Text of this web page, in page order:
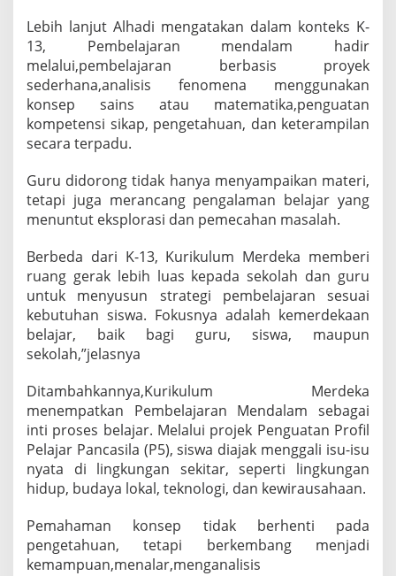
r
L
i
h
l
m
,
k
n
S
e
a
r
H
a
a
Lebih lanjut Alhadi mengatakan dalam konteks K-
13, Pembelajaran mendalam hadir
melalui,pembelajaran berbasis proyek
sederhana,analisis fenomena menggunakan
konsep sains atau matematika,penguatan
kompetensi sikap, pengetahuan, dan keterampilan
secara terpadu.
Guru didorong tidak hanya menyampaikan materi,
tetapi juga merancang pengalaman belajar yang
menuntut eksplorasi dan pemecahan masalah.
Berbeda dari K-13, Kurikulum Merdeka memberi
ruang gerak lebih luas kepada sekolah dan guru
untuk menyusun strategi pembelajaran sesuai
kebutuhan siswa. Fokusnya adalah kemerdekaan
belajar, baik bagi guru, siswa, maupun
sekolah,”jelasnya
Ditambahkannya,Kurikulum Merdeka
menempatkan Pembelajaran Mendalam sebagai
inti proses belajar. Melalui projek Penguatan Profil
Pelajar Pancasila (P5), siswa diajak menggali isu-isu
nyata di lingkungan sekitar, seperti lingkungan
hidup, budaya lokal, teknologi, dan kewirausahaan.
Pemahaman konsep tidak berhenti pada
pengetahuan, tetapi berkembang menjadi
kemampuan,menalar,menganalisis